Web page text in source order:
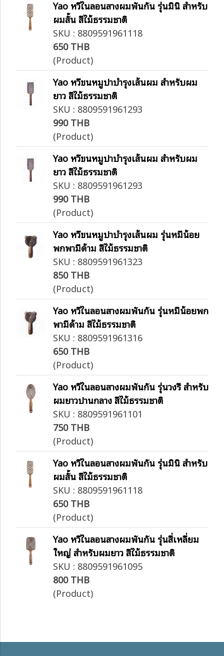
Yao หวีไนลอนสางผมพันกัน รุ่นมินิ สำหรับ
ผมสั้น สีไม้ธรรมชาติ
SKU : 8809591961118
650 THB
(Product)
Yao หวีขนหมูป่าบำรุงเส้นผม สำหรับผม
ยาว สีไม้ธรรมชาติ
SKU : 8809591961293
990 THB
(Product)
Yao หวีขนหมูป่าบำรุงเส้นผม สำหรับผม
ยาว สีไม้ธรรมชาติ
SKU : 8809591961293
990 THB
(Product)
Yao หวีขนหมูป่าบำรุงเส้นผม รุ่นหมีน้อย
พกพามีด้าม สีไม้ธรรมชาติ
SKU : 8809591961323
850 THB
(Product)
Yao หวีไนลอนสางผมพันกัน รุ่นหมีน้อยพก
พามีด้าม สีไม้ธรรมชาติ
SKU : 8809591961316
650 THB
(Product)
Yao หวีไนลอนสางผมพันกัน รุ่นวงรี สำหรับ
ผมยาวปานกลาง สีไม้ธรรมชาติ
SKU : 8809591961101
750 THB
(Product)
Yao หวีไนลอนสางผมพันกัน รุ่นมินิ สำหรับ
ผมสั้น สีไม้ธรรมชาติ
SKU : 8809591961118
650 THB
(Product)
Yao หวีไนลอนสางผมพันกัน รุ่นสี่เหลี่ยม
ใหญ่ สำหรับผมยาว สีไม้ธรรมชาติ
SKU : 8809591961095
800 THB
(Product)